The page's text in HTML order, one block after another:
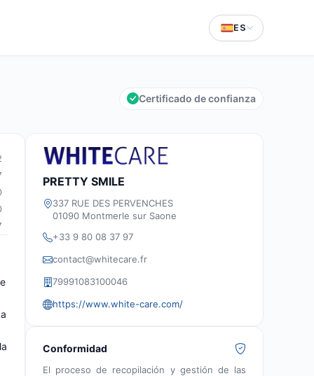
ES
Certificado de confianza
PRETTY SMILE
337 RUE DES PERVENCHES
01090 Montmerle sur Saone
+33 9 80 08 37 97
contact@whitecare.fr
79991083100046
https://www.white-care.com/
Conformidad
El proceso de recopilación y gestión de las